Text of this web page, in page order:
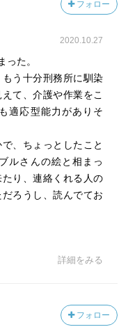
フォロー
2020.10.27
た。
う十分刑務所に馴染
て、介護や作業をこ
適応型能力がありそ
、ちょっとしたこと
ルさんの絵と相まっ
り、連絡くれる人の
ろうし、読んでてお
詳細をみる
フォロー